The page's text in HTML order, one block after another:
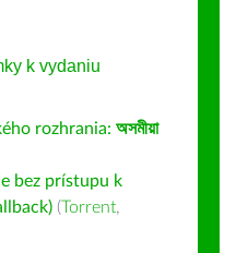
k vydaniu
rozhrania: অসমীয়া
bez prístupu k
(Torrent,